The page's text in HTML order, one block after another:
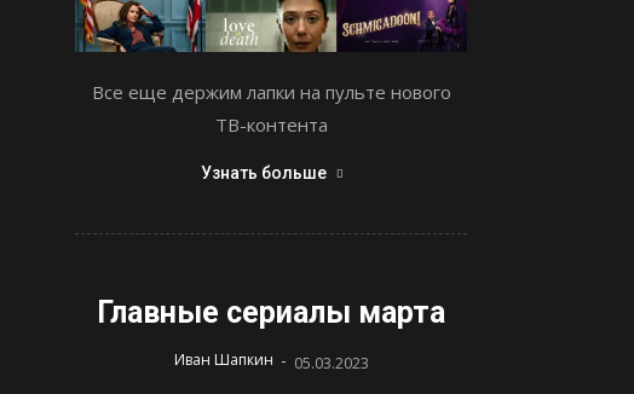
Все еще держим лапки на пульте нового
ТВ-контента
Узнать больше
Главные сериалы марта
Иван Шапкин - 05.03.2023